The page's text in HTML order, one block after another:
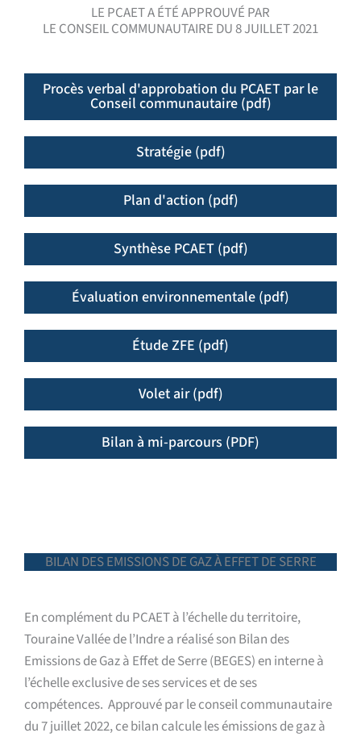
LE PCAET A ÉTÉ APPROUVÉ PAR
LE CONSEIL COMMUNAUTAIRE DU 8 JUILLET 2021
Procès verbal d'approbation du PCAET par le
Conseil communautaire (pdf)
Stratégie (pdf)
Plan d'action (pdf)
Synthèse PCAET (pdf)
Évaluation environnementale (pdf)
Étude ZFE (pdf)
Volet air (pdf)
Bilan à mi-parcours (PDF)
BILAN DES EMISSIONS DE GAZ À EFFET DE SERRE
En complément du PCAET à l’échelle du territoire,
Touraine Vallée de l’Indre a réalisé son Bilan des
Emissions de Gaz à Effet de Serre (BEGES) en interne à
l’échelle exclusive de ses services et de ses
compétences. Approuvé par le conseil communautaire
du 7 juillet 2022, ce bilan calcule les émissions de gaz à